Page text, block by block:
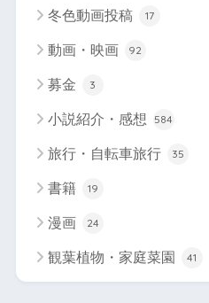
冬色動画投稿 17
動画・映画 92
募金 3
小説紹介・感想 584
旅行・自転車旅行 35
書籍 19
漫画 24
観葉植物・家庭菜園 41